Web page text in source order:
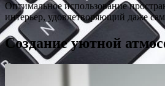
Оптимальное использование
интерьер, удовлетворяющий даже
Создание уютной